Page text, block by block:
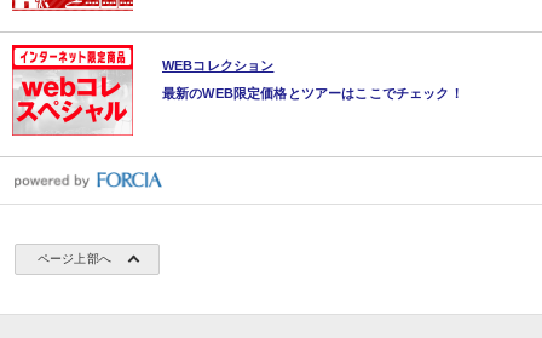
WEBコレクション
最新のWEB限定価格とツアーはここでチェック！
ページ上部へ